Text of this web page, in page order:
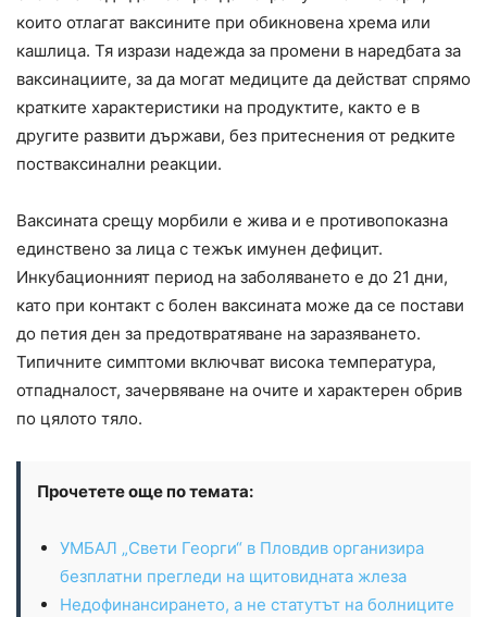
които отлагат ваксините при обикновена хрема или
кашлица. Тя изрази надежда за промени в наредбата за
ваксинациите, за да могат медиците да действат спрямо
кратките характеристики на продуктите, както е в
другите развити държави, без притеснения от редките
постваксинални реакции.
Ваксината срещу морбили е жива и е противопоказна
единствено за лица с тежък имунен дефицит.
Инкубационният период на заболяването е до 21 дни,
като при контакт с болен ваксината може да се постави
до петия ден за предотвратяване на заразяването.
Типичните симптоми включват висока температура,
отпадналост, зачервяване на очите и характерен обрив
по цялото тяло.
Прочетете още по темата:
УМБАЛ „Свети Георги“ в Пловдив организира
безплатни прегледи на щитовидната жлеза
Недофинансирането, а не статутът на болниците